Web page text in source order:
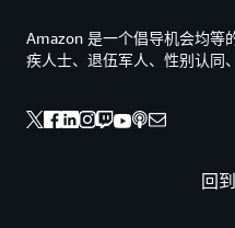
回
Amazon 是一个倡导机会均等
疾人士、退伍军人、性别认同